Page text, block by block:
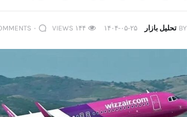
حفظ حریم شخصی
قوانین بازنشر
تبلیغات راه نو نیوز
BY تحلیل بازار ۱۴۰۴-۰۵-۲۵ ۱۴۴ VIEWS ۰